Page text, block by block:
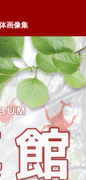
画像集